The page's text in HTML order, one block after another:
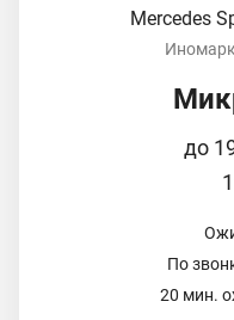
Mercedes
до
По
20 мин.